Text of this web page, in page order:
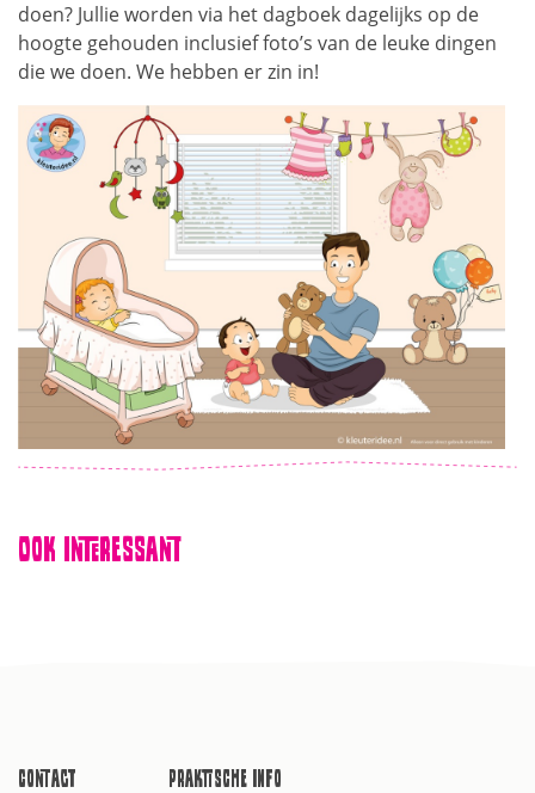
doen? Jullie worden via het dagboek dagelijks op de
hoogte gehouden inclusief foto’s van de leuke dingen
die we doen. We hebben er zin in!
Ook interessant
Contact Praktische info